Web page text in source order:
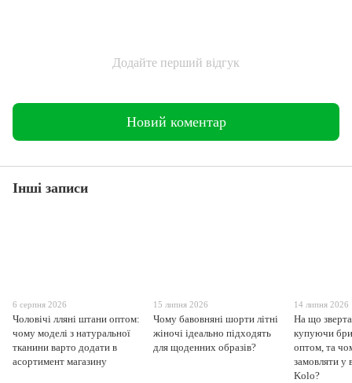
Додайте перший відгук
Новий коментар
Інші записи
6 серпня 2026
Чоловічі лляні штани оптом:
чому моделі з натуральної
тканини варто додати в
асортимент магазину
15 липня 2026
Чому бавовняні шорти літні
жіночі ідеально підходять
для щоденних образів?
14 липня 2026
На що
купуючи
оптом, та
замовляти у
Kolo?